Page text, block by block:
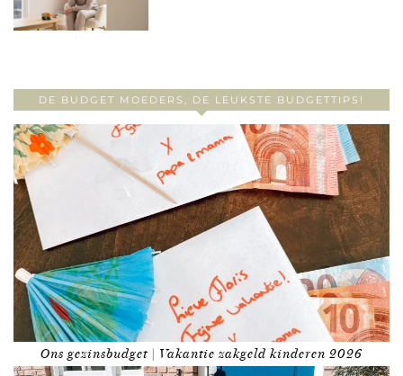
DE BUDGET MOEDERS, DE LEUKSTE BUDGETTIPS!
Ons gezinsbudget | Vakantie zakgeld kinderen 2026